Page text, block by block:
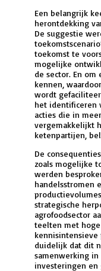
Een belangrijk
herontdekking
De suggestie
toekomst te
mogelijke
de sector. En
kennen,
wordt
het identificeren
acties die in
vergemakkelijkt
ketenpartijen,
De
zoals mogelijke
werden
handelsstromen
strategische
agrofoodsector
teelten met
kennisintensieve
duidelijk dat dit
samenwerking in
investeringen